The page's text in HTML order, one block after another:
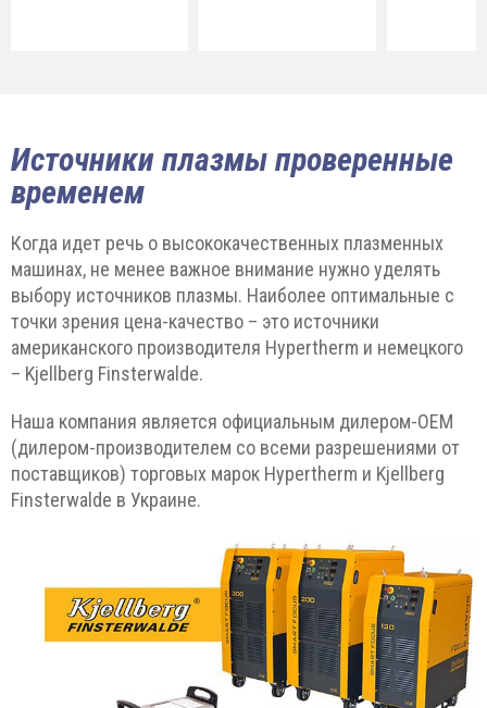
Источники плазмы проверенные
временем
Когда идет речь о высококачественных плазменных
машинах, не менее важное внимание нужно уделять
выбору источников плазмы. Наиболее оптимальные с
точки зрения цена-качество – это источники
американского производителя Hypertherm и немецкого
– Kjellberg Finsterwalde.
Наша компания является официальным дилером-ОЕМ
(дилером-производителем со всеми разрешениями от
поставщиков) торговых марок Hypertherm и Kjellberg
Finsterwalde в Украине.